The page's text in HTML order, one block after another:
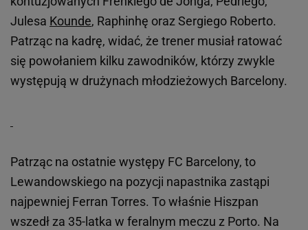
Julesa Kounde, Raphinhę oraz Sergiego Roberto.
Patrząc na kadrę, widać, że trener musiał ratować
się powołaniem kilku zawodników, którzy zwykle
występują w drużynach młodzieżowych Barcelony.
Patrząc na ostatnie występy FC Barcelony, to
Lewandowskiego na pozycji napastnika zastąpi
najpewniej Ferran Torres. To właśnie Hiszpan
wszedł za 35-latka w feralnym meczu z Porto. Na